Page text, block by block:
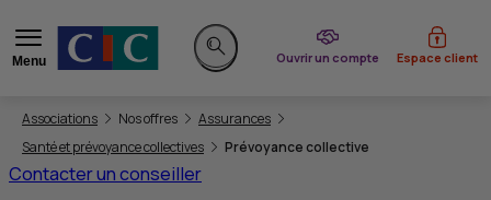
Menu
Rechercher sur le site
Ouvrir un compte
du CIC Espace client
Vous êtes ici:
Associations Nos offres
Assurances
Santé et prévoyance collectives
Prévoyance collective
Contacter un conseiller